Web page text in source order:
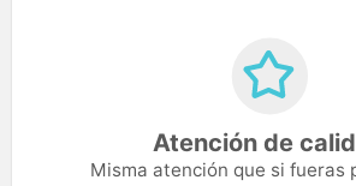
Atención de
Misma atención que si fueras